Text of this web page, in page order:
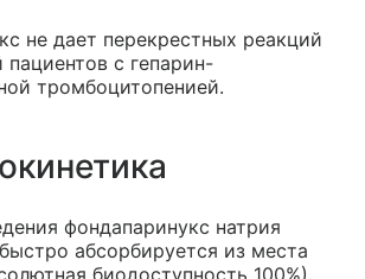
не дает перекрестных реакций
с гепарин-
тромбоцитопенией.
фондапаринукс натрия
абсорбируется из места
биодоступность 100%).